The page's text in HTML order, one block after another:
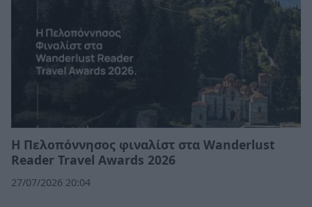
Η Πελοπόννησος φιναλίστ στα Wanderlust
Reader Travel Awards 2026
27/07/2026 20:04